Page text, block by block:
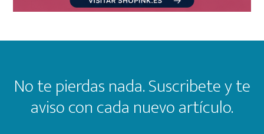
Footer
No te pierdas nada. Suscribete y te
aviso con cada nuevo artículo.